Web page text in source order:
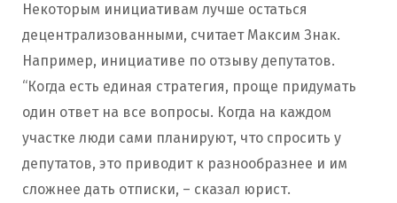
Некоторым инициативам лучше остаться
децентрализованными, считает Максим Знак.
Например, инициативе по отзыву депутатов.
“Когда есть единая стратегия, проще придумать
один ответ на все вопросы. Когда на каждом
участке люди сами планируют, что спросить у
депутатов, это приводит к разнообразнее и им
сложнее дать отписки, – сказал юрист.